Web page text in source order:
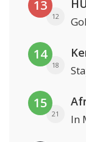
13
12
14
18
15
21 In